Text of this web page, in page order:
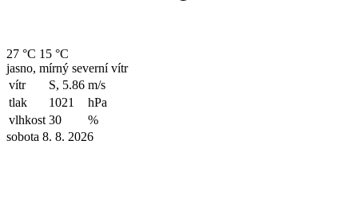
27 °C 15 °C
jasno, mírný severní vítr
vítr
S, 5.86 m/s
tlak
1021
hPa
vlhkost 30
%
sobota 8. 8. 2026